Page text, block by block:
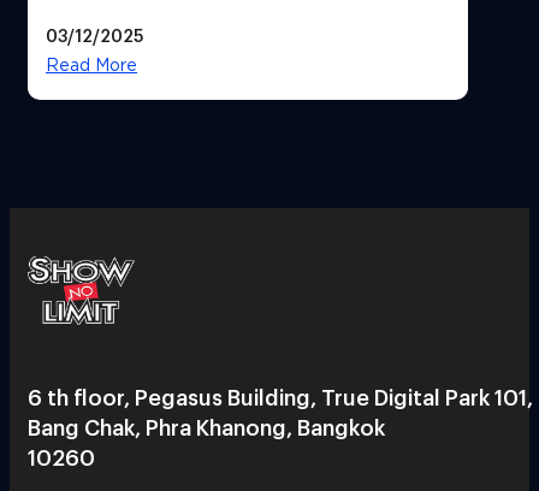
03/12/2025
Read More
6 th floor, Pegasus Building, True Digital Park 101,
Bang Chak, Phra Khanong, Bangkok
10260